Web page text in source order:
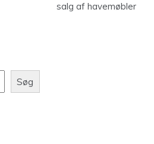
salg af havemøbler
Søg